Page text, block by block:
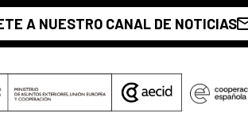
A NUESTRO CANAL DE NOTICIAS